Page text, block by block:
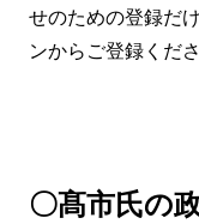
せのための登録だ
ンからご登録くだ
〇髙市氏の